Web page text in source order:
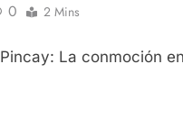
0 2 Mins